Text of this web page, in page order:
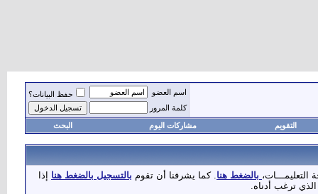
اسم العضو
حفظ البيانات؟
كلمة المرور
التقويم مشاركات اليوم البحث
بالضغط هنا. كما يشرفنا أن تقوم بالتسجيل بالضغط هنا إذا
ترغب أدناه.